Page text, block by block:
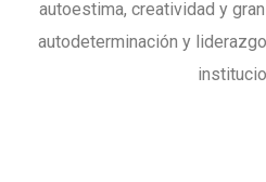
autoestima, creatividad y
autodeterminación y